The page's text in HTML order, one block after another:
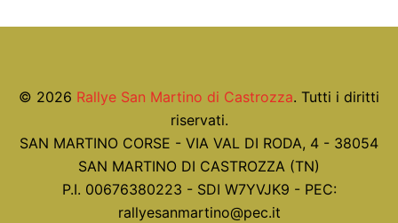
© 2026 Rallye San Martino di Castrozza. Tutti i diritti
riservati.
SAN MARTINO CORSE - VIA VAL DI RODA, 4 - 38054
SAN MARTINO DI CASTROZZA (TN)
P.I. 00676380223 - SDI W7YVJK9 - PEC:
rallyesanmartino@pec.it